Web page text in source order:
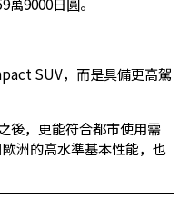
SUV，而是具備更高駕
後，更能符合都市使用需
洲的高水準基本性能，也